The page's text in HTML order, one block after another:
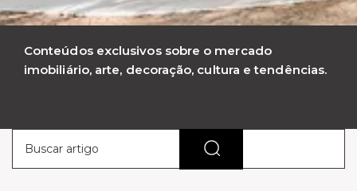
Conteúdos exclusivos sobre o mercado
imobiliário, arte, decoração, cultura e tendências.